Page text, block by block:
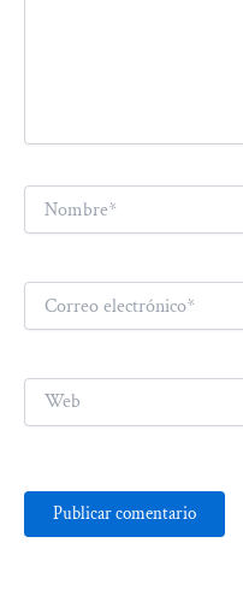
Nombre*
Correo
electrónico*
Web